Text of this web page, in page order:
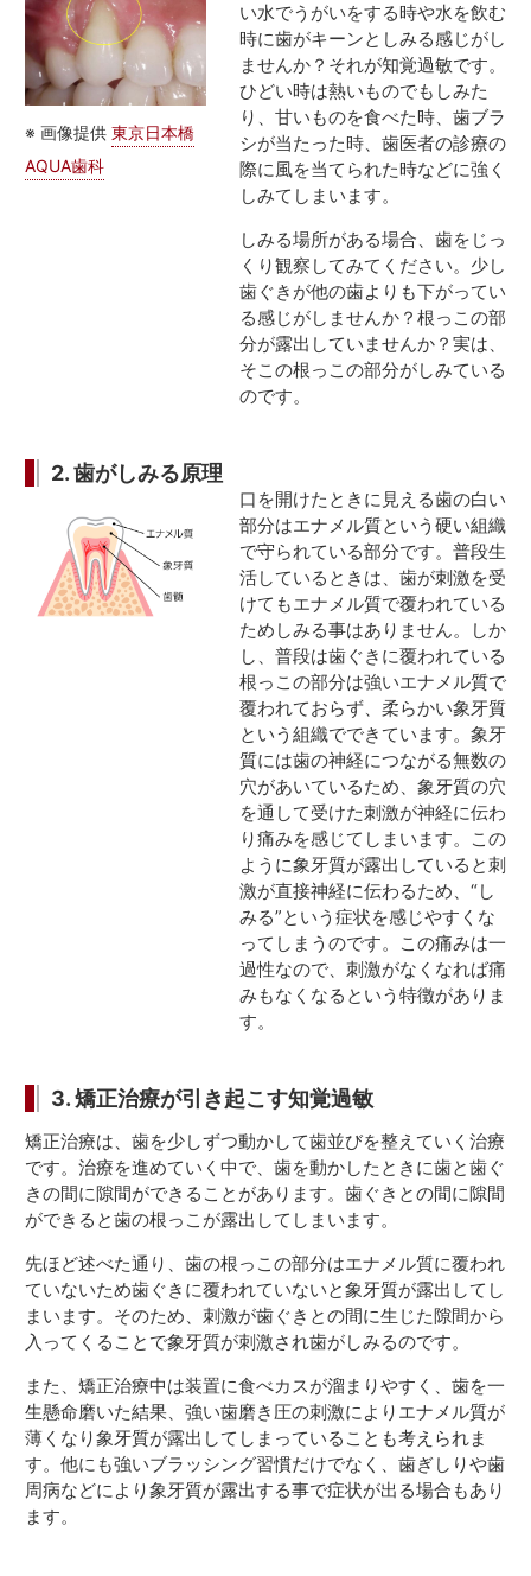
※ 画像提供 東京日本橋
AQUA歯科
い水でうがいをする時や水を飲む
時に歯がキーンとしみる感じがし
ませんか？それが知覚過敏です。
ひどい時は熱いものでもしみた
り、甘いものを食べた時、歯ブラ
シが当たった時、歯医者の診療の
際に風を当てられた時などに強く
しみてしまいます。
しみる場所がある場合、歯をじっ
くり観察してみてください。少し
歯ぐきが他の歯よりも下がってい
る感じがしませんか？根っこの部
分が露出していませんか？実は、
そこの根っこの部分がしみている
のです。
2. 歯がしみる原理
口を開けたときに見える歯の白い
部分はエナメル質という硬い組織
で守られている部分です。普段生
活しているときは、歯が刺激を受
けてもエナメル質で覆われている
ためしみる事はありません。しか
し、普段は歯ぐきに覆われている
根っこの部分は強いエナメル質で
覆われておらず、柔らかい象牙質
という組織でできています。象牙
質には歯の神経につながる無数の
穴があいているため、象牙質の穴
を通して受けた刺激が神経に伝わ
り痛みを感じてしまいます。この
ように象牙質が露出していると刺
激が直接神経に伝わるため、“し
みる”という症状を感じやすくな
ってしまうのです。この痛みは一
過性なので、刺激がなくなれば痛
みもなくなるという特徴がありま
す。
3. 矯正治療が引き起こす知覚過敏
矯正治療は、歯を少しずつ動かして歯並びを整えていく治療
です。治療を進めていく中で、歯を動かしたときに歯と歯ぐ
きの間に隙間ができることがあります。歯ぐきとの間に隙間
ができると歯の根っこが露出してしまいます。
先ほど述べた通り、歯の根っこの部分はエナメル質に覆われ
ていないため歯ぐきに覆われていないと象牙質が露出してし
まいます。そのため、刺激が歯ぐきとの間に生じた隙間から
入ってくることで象牙質が刺激され歯がしみるのです。
また、矯正治療中は装置に食べカスが溜まりやすく、歯を一
生懸命磨いた結果、強い歯磨き圧の刺激によりエナメル質が
薄くなり象牙質が露出してしまっていることも考えられま
す。他にも強いブラッシング習慣だけでなく、歯ぎしりや歯
周病などにより象牙質が露出する事で症状が出る場合もあり
ます。